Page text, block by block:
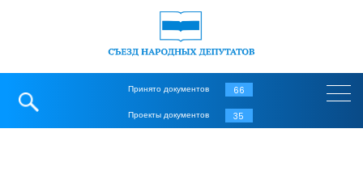
Принято документов 66
Проекты документов 35